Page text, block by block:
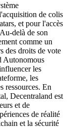
de colis
et pour l'accès
delà de son
comme un
des droits de vote
Autonomous
les
les
ressources. En
Decentraland est
et de
de réalité
et la sécurité